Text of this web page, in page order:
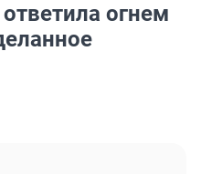
огнем